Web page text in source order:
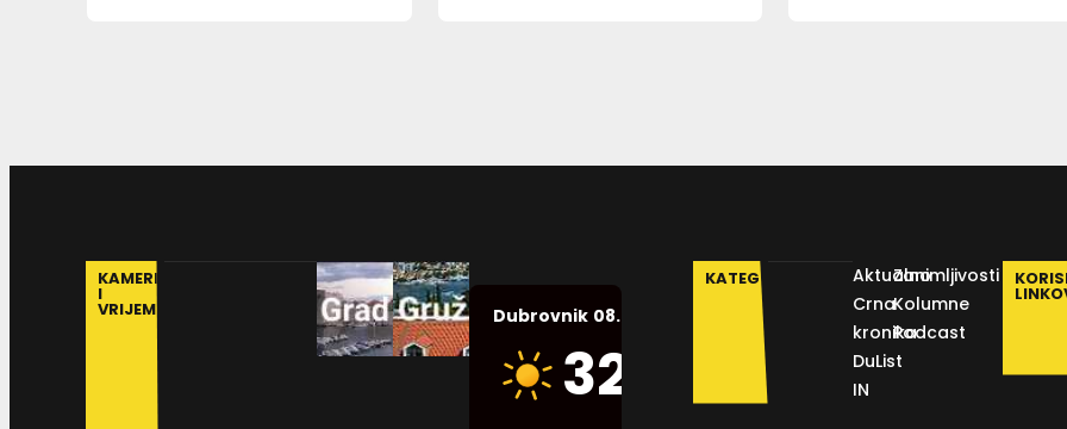
KAMERE
I
VRIJEME Dubrovnik 08.08.2026.
32
Humidity:
KATEGORIJE
Aktualno
Crna
kronika
DuList
IN
Zanimljivosti
Kolumne
Podcast